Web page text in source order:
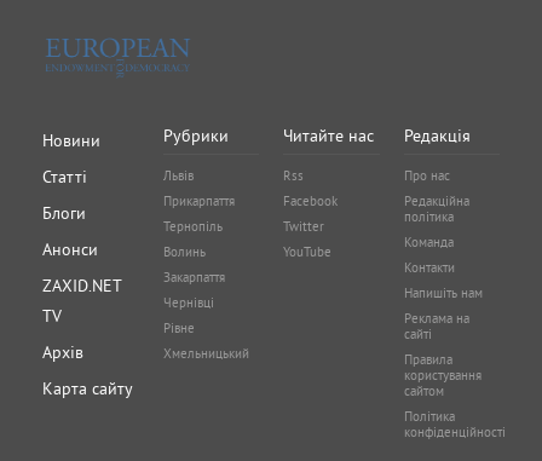
Новини
Статті
Блоги
Анонси
ZAXID.NET
TV
Архів
Карта сайту
Рубрики
Львів
Прикарпаття
Тернопіль
Волинь
Закарпаття
Чернівці
Рівне
Хмельницький
Читайте нас
Rss
Facebook
Twitter
YouTube
Редакція
Про нас
Редакційна
політика
Команда
Контакти
Напишіть нам
Реклама на
сайті
Правила
користування
сайтом
Політика
конфіденційності